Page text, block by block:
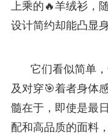
上乘的🔥羊绒衫，
设计简约却能凸显
它们看似简单
及对穿🎯着者身体
髓在于，即使是最
配和高品质的面料